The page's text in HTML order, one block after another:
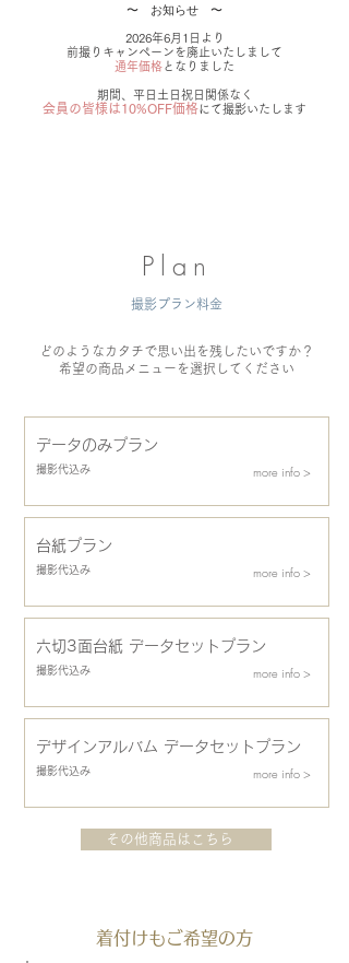
​〜 お知らせ 〜
2026年6月1日より
前撮りキャンペーンを廃止いたしまして
​通年価格となりました
期間、平日土日祝日関係なく
会員の皆様は10%OFF価格にて撮影いたします
Plan
撮影プラン料金
どのようなカタチで思い出を残したいですか？
希望の商品メニューを選択してください
データのみプラン
more info >
撮影代込み
台紙プラン
more info >
撮影代込み
六切3面台紙 データセットプラン
more info >
撮影代込み
デザインアルバム データセットプラン
more info >
撮影代込み
その他商品はこちら
着付けもご希望の方